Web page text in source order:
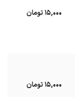
15,000 تومان
15,000 تومان